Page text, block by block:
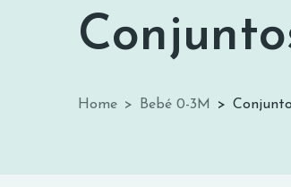
Conjuntos
Home Bebé 0-3M